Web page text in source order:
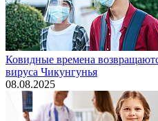
Ковидные времена
вируса Чикунгунья
08.08.2025